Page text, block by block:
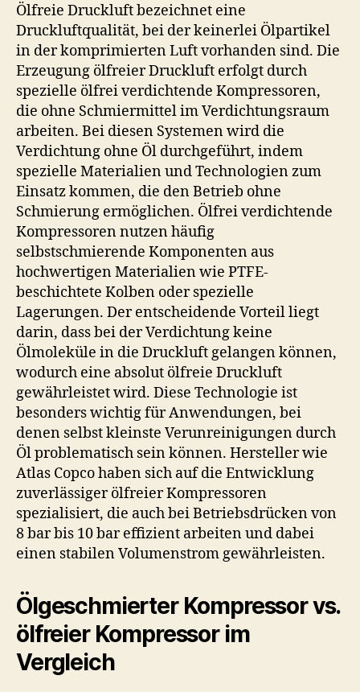
Ölfreie Druckluft bezeichnet eine
Druckluftqualität, bei der keinerlei Ölpartikel
in der komprimierten Luft vorhanden sind. Die
Erzeugung ölfreier Druckluft erfolgt durch
spezielle ölfrei verdichtende Kompressoren,
die ohne Schmiermittel im Verdichtungsraum
arbeiten. Bei diesen Systemen wird die
Verdichtung ohne Öl durchgeführt, indem
spezielle Materialien und Technologien zum
Einsatz kommen, die den Betrieb ohne
Schmierung ermöglichen. Ölfrei verdichtende
Kompressoren nutzen häufig
selbstschmierende Komponenten aus
hochwertigen Materialien wie PTFE-
beschichtete Kolben oder spezielle
Lagerungen. Der entscheidende Vorteil liegt
darin, dass bei der Verdichtung keine
Ölmoleküle in die Druckluft gelangen können,
wodurch eine absolut ölfreie Druckluft
gewährleistet wird. Diese Technologie ist
besonders wichtig für Anwendungen, bei
denen selbst kleinste Verunreinigungen durch
Öl problematisch sein können. Hersteller wie
Atlas Copco haben sich auf die Entwicklung
zuverlässiger ölfreier Kompressoren
spezialisiert, die auch bei Betriebsdrücken von
8 bar bis 10 bar effizient arbeiten und dabei
einen stabilen Volumenstrom gewährleisten.
Ölgeschmierter Kompressor vs.
ölfreier Kompressor im
Vergleich